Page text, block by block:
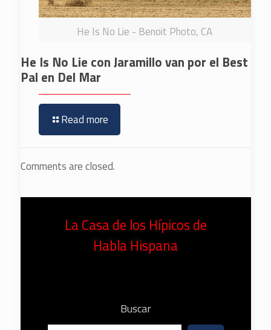
He Is No Lie - Benoit Photo, CA
He Is No Lie con Jaramillo van por el Best
Pal en Del Mar
Read more
Comments are closed.
La Casa de los Hípicos de
Habla Hispana
Buscar